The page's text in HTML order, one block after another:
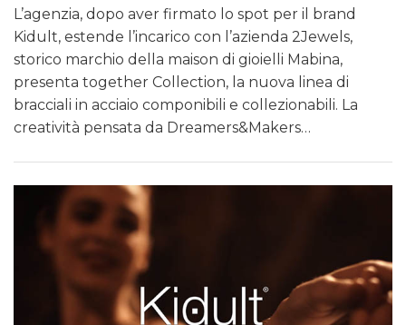
L’agenzia, dopo aver firmato lo spot per il brand
Kidult, estende l’incarico con l’azienda 2Jewels,
storico marchio della maison di gioielli Mabina,
presenta together Collection, la nuova linea di
bracciali in acciaio componibili e collezionabili. La
creatività pensata da Dreamers&Makers…